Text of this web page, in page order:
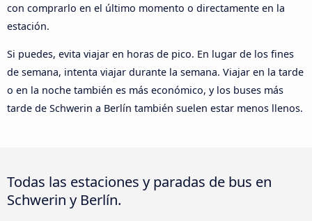
con comprarlo en el último momento o directamente en la
estación.
Si puedes, evita viajar en horas de pico. En lugar de los fines
de semana, intenta viajar durante la semana. Viajar en la tarde
o en la noche también es más económico, y los buses más
tarde de Schwerin a Berlín también suelen estar menos llenos.
Todas las estaciones y paradas de bus en
Schwerin y Berlín.